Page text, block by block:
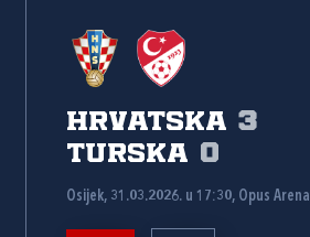
Hrvatska 3
Turska 0
Osijek, 31.03.2026. u 17:30, Opus Arena